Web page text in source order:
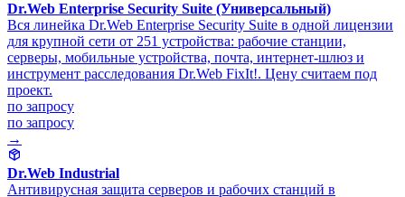
Dr.Web Enterprise Security Suite (Универсальный)
Вся линейка Dr.Web Enterprise Security Suite в одной лицензии
для крупной сети от 251 устройства: рабочие станции,
серверы, мобильные устройства, почта, интернет-шлюз и
инструмент расследования Dr.Web FixIt!. Цену считаем под
проект.
по запросу
по запросу
→
Dr.Web Industrial
Антивирусная защита серверов и рабочих станций в